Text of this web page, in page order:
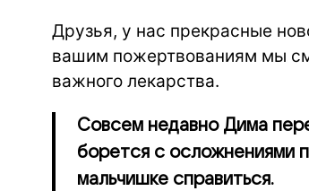
Друзья, у нас прекрасные
вашим пожертвованиям мы
важного лекарства.
Совсем недавно Дима
борется с осложнениями
мальчишке справиться.